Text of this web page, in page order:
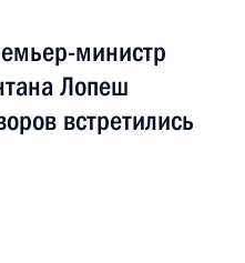
министр
Лопеш
встретились